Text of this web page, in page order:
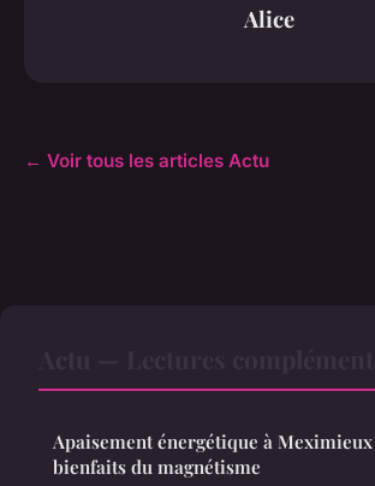
Alice
← Voir tous les articles Actu
Apaisement énergétique à
bienfaits du magnétisme